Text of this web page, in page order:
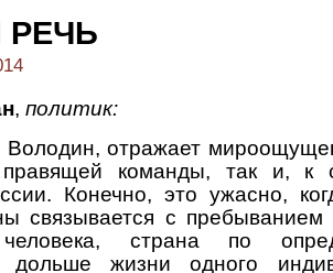
РЕЧЬ
, политик:
Володин, отражает
команды, так и, к
Конечно, это ужасно,
связывается с пребыванием
человека, страна по
дольше жизни одного